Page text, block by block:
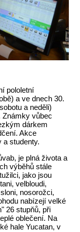
pololetní
a ve dnech 30.
a neděli)
Známky vůbec
dárkem
Akce
a studenty.
je plná života a
výběhů stále
jako jsou
velbloudi,
nosorožci,
nabízejí velké
26 stupňů, při
oblečení. Na
hale Yucatan, v